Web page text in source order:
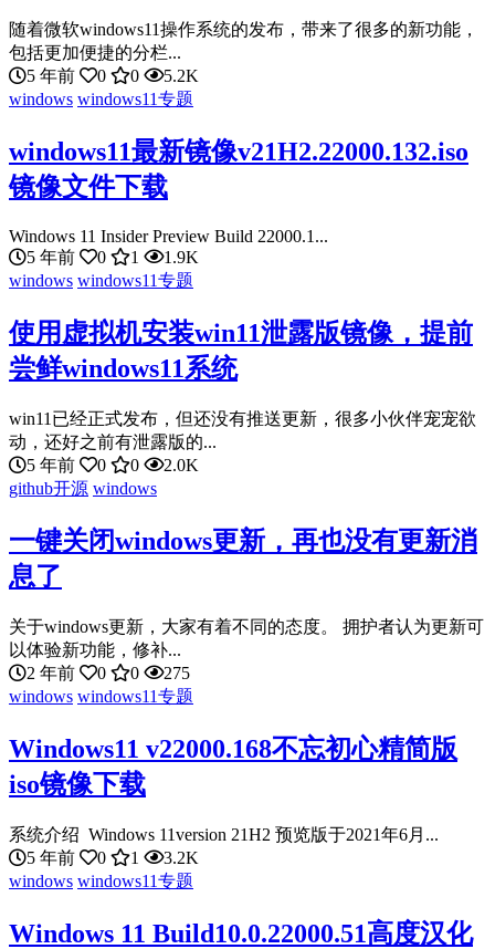
随着微软windows11操作系统的发布，带来了很多的新功能，
包括更加便捷的分栏...
5 年前
0 0
5.2K
windows windows11专题
windows11最新镜像v21H2.22000.132.iso
镜像文件下载
Windows 11 Insider Preview Build 22000.1...
5 年前
0 1
1.9K
windows windows11专题
使用虚拟机安装win11泄露版镜像，提前
尝鲜windows11系统
win11已经正式发布，但还没有推送更新，很多小伙伴宠宠欲
动，还好之前有泄露版的...
5 年前
0 0
2.0K
github开源 windows
一键关闭windows更新，再也没有更新消
息了
关于windows更新，大家有着不同的态度。 拥护者认为更新可
以体验新功能，修补...
2 年前
0 0
275
windows windows11专题
Windows11 v22000.168不忘初心精简版
iso镜像下载
系统介绍 Windows 11version 21H2 预览版于2021年6月...
5 年前
0 1
3.2K
windows windows11专题
Windows 11 Build10.0.22000.51高度汉化